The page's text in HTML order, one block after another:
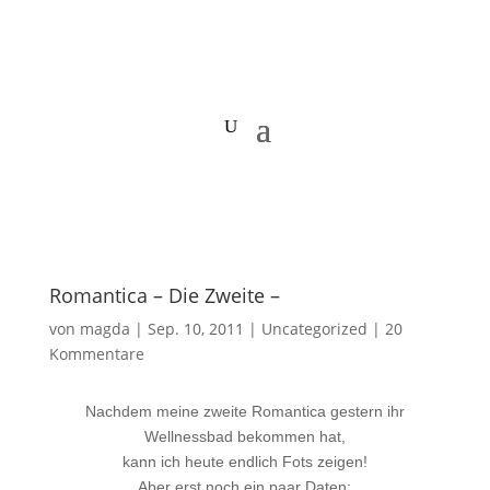
Romantica – Die Zweite –
von magda | Sep. 10, 2011 | Uncategorized | 20
Kommentare
Nachdem meine zweite Romantica gestern ihr
Wellnessbad bekommen hat,
kann ich heute endlich Fots zeigen!